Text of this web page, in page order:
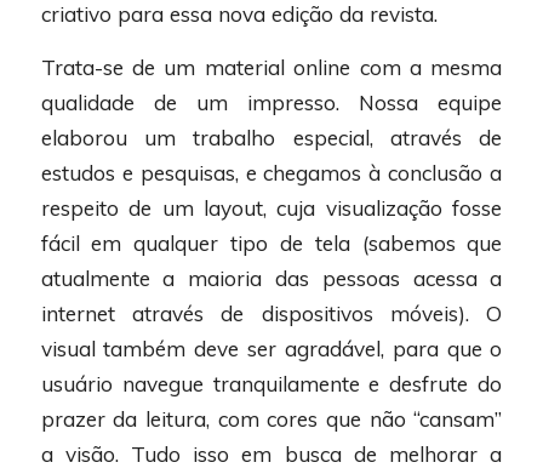
criativo para essa nova edição da revista.
Trata-se de um material online com a mesma
qualidade de um impresso. Nossa equipe
elaborou um trabalho especial, através de
estudos e pesquisas, e chegamos à conclusão a
respeito de um layout, cuja visualização fosse
fácil em qualquer tipo de tela (sabemos que
atualmente a maioria das pessoas acessa a
internet através de dispositivos móveis). O
visual também deve ser agradável, para que o
usuário navegue tranquilamente e desfrute do
prazer da leitura, com cores que não “cansam”
a visão. Tudo isso em busca de melhorar a